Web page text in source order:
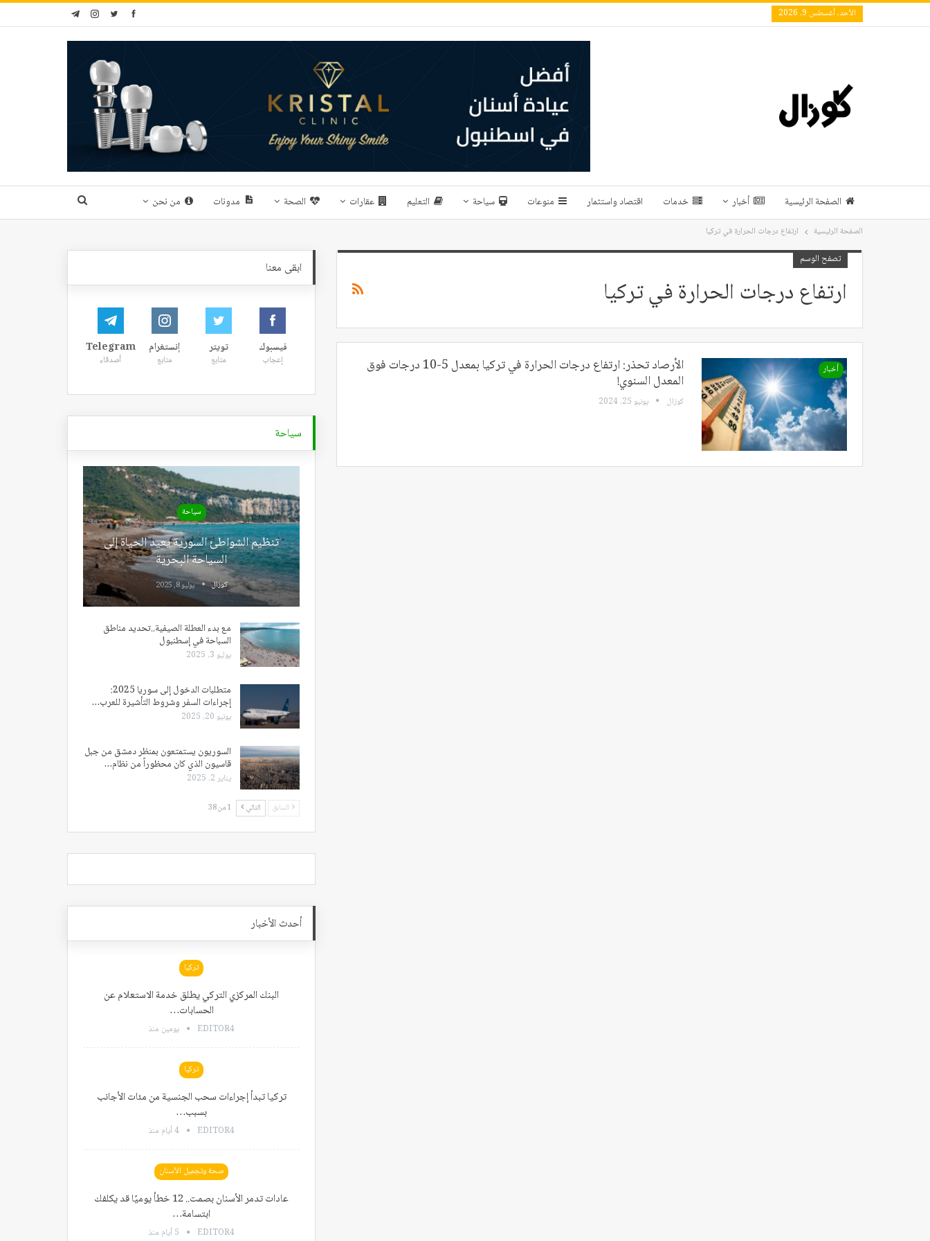
الأحد, أغسطس 9, 2026
الصفحة الرئيسية أخبار خدمات اقتصاد واستثمار منوعات سياحة التعليم عقارات الصحة مدونات من نحن
الصفحة الرئيسية ارتفاع درجات الحرارة في تركيا
تصفح الوسم
ارتفاع درجات الحرارة في تركيا
أخبار الأرصاد تحذر: ارتفاع درجات الحرارة في تركيا بمعدل 5-10 درجات فوق
المعدل السنوي!
كوزال يونيو 25, 2024
ابقى معنا
فيسبوك
إعجاب
تويتر
متابع
إنستغرام
متابع
Telegram
أصدقاء
سياحة
سياحة
تنظيم الشواطئ السورية يعيد الحياة إلى
السياحة البحرية
كوزال يوليو 8, 2025
مع بدء العطلة الصيفية..تحديد مناطق
السباحة في إسطنبول
يوليو 3, 2025
متطلبات الدخول إلى سوريا 2025:
إجراءات السفر وشروط التأشيرة للعرب…
يونيو 20, 2025
السوريون يستمتعون بمنظر دمشق من جبل
قاسيون الذي كان محظوراً من نظام…
يناير 2, 2025
السابق التالي 1 من 38
أحدث الأخبار
تركيا
البنك المركزي التركي يطلق خدمة الاستعلام عن
الحسابات…
EDITOR4 يومين منذ
تركيا
تركيا تبدأ إجراءات سحب الجنسية من مئات الأجانب
بسبب…
EDITOR4 4 أيام منذ
صحة وتجميل الأسنان
عادات تدمر الأسنان بصمت.. 12 خطأ يوميًا قد يكلفك
ابتسامة…
EDITOR4 5 أيام منذ